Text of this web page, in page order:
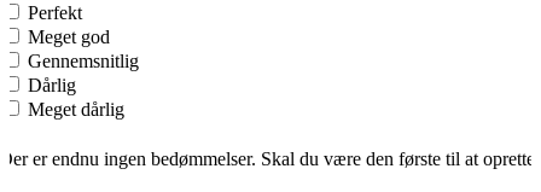
Perfekt
Meget god
Gennemsnitlig
Dårlig
Meget dårlig
er endnu ingen bedømmelser. Skal du være den første til at oprette